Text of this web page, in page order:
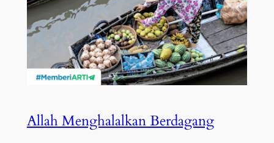
Allah Menghalalkan Berdagang